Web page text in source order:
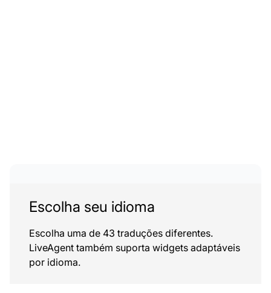
Escolha seu idioma
Escolha uma de 43 traduções diferentes.
LiveAgent também suporta widgets adaptáveis
por idioma.